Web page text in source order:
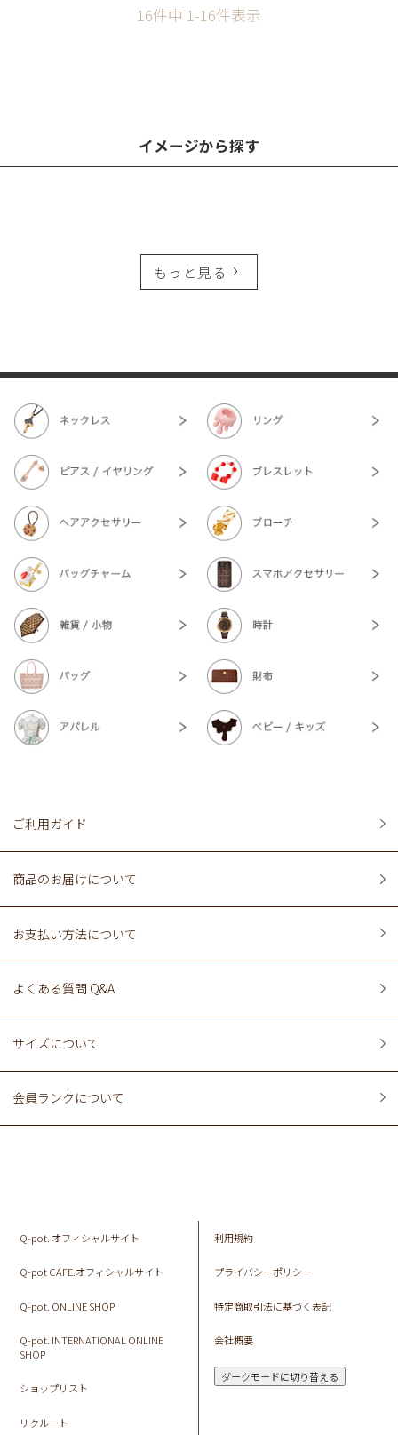
16件中 1 -16件表示
イメージから探す
もっと見る
ご利用ガイド
商品のお届けについて
お支払い方法について
よくある質問 Q&A
サイズについて
会員ランクについて
Q-pot. オフィシャルサイト
Q-pot CAFE.オフィシャルサイト
Q-pot. ONLINE SHOP
Q-pot. INTERNATIONAL ONLINE
SHOP
ショップリスト
リクルート
利用規約
プライバシーポリシー
特定商取引法に基づく表記
会社概要
ダークモードに切り替える